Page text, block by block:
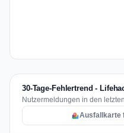
30-Tage-Fehlertrend -
Nutzermeldungen in den
Ausfallkarte